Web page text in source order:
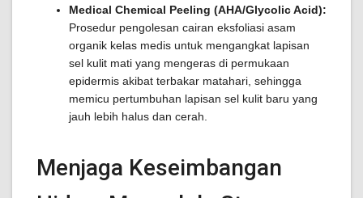
Medical Chemical Peeling (AHA/Glycolic Acid):
Prosedur pengolesan cairan eksfoliasi asam
organik kelas medis untuk mengangkat lapisan
sel kulit mati yang mengeras di permukaan
epidermis akibat terbakar matahari, sehingga
memicu pertumbuhan lapisan sel kulit baru yang
jauh lebih halus dan cerah.
Menjaga Keseimbangan